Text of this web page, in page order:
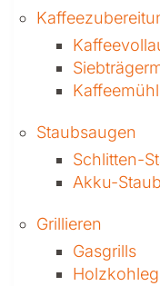
Staubsaugen
Schlitten-
Akku-
Grillieren
Gasgrills